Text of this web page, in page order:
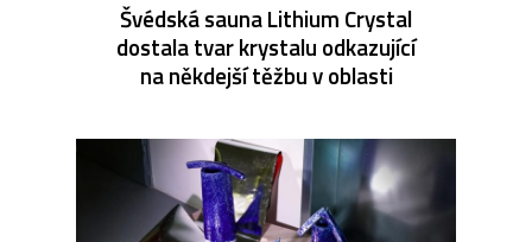
Švédská sauna Lithium Crystal
dostala tvar krystalu odkazující
na někdejší těžbu v oblasti